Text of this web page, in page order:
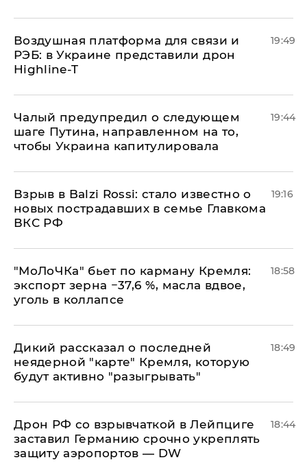
Воздушная платформа для связи и
РЭБ: в Украине представили дрон
Highline-T
19:49
Чалый предупредил о следующем
шаге Путина, направленном на то,
чтобы Украина капитулировала
19:44
Взрыв в Balzi Rossi: стало известно о
новых пострадавших в семье Главкома
ВКС РФ
19:16
​"МоЛоЧКа" бьет по карману Кремля:
экспорт зерна −37,6 %, масла вдвое,
уголь в коллапсе
18:58
Дикий рассказал о последней
неядерной "карте" Кремля, которую
будут активно "разыгрывать"
18:49
​Дрон РФ со взрывчаткой в Лейпциге
заставил Германию срочно укреплять
защиту аэропортов — DW
18:44